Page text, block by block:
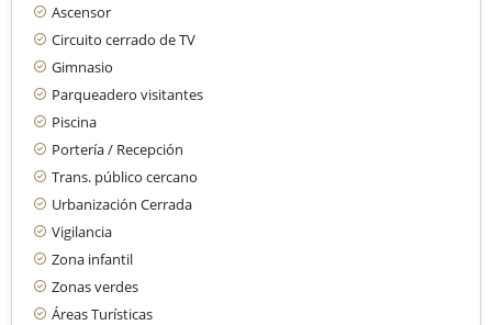
Ascensor
Circuito cerrado de TV
Gimnasio
Parqueadero visitantes
Piscina
Portería / Recepción
Trans. público cercano
Urbanización Cerrada
Vigilancia
Zona infantil
Zonas verdes
Áreas Turísticas